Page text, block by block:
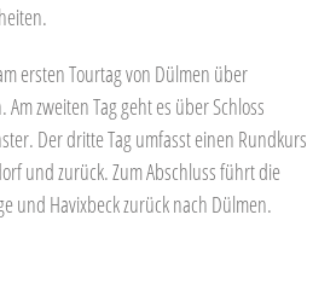
ersten Tourtag von Dülmen über
zweiten Tag geht es über Schloss
Der dritte Tag umfasst einen Rundkurs
und zurück. Zum Abschluss führt die
und Havixbeck zurück nach Dülmen.